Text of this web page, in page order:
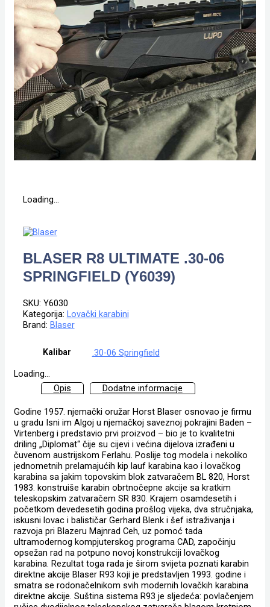
Loading...
BLASER R8 ULTIMATE .30-06
SPRINGFIELD (Y6039)
SKU: Y6030
Kategorija: Lovački karabini
Brand: Blaser
Kalibar
.30-06 Springfield
Loading...
Opis
Dodatne informacije
Godine 1957. njemački oružar Horst Blaser osnovao je firmu
u gradu Isni im Algoj u njemačkoj saveznoj pokrajini Baden –
Virtenberg i predstavio prvi proizvod – bio je to kvalitetni
driling „Diplomat“ čije su cijevi i većina dijelova izrađeni u
čuvenom austrijskom Ferlahu. Poslije tog modela i nekoliko
jednometnih prelamajućih kip lauf karabina kao i lovačkog
karabina sa jakim topovskim blok zatvaračem BL 820, Horst
1983. konstruiše karabin obrtnočepne akcije sa kratkim
teleskopskim zatvaračem SR 830. Krajem osamdesetih i
početkom devedesetih godina prošlog vijeka, dva stručnjaka,
iskusni lovac i balističar Gerhard Blenk i šef istraživanja i
razvoja pri Blazeru Majnrad Ceh, uz pomoć tada
ultramodernog kompjuterskog programa CAD, započinju
opsežan rad na potpuno novoj konstrukciji lovačkog
karabina. Rezultat toga rada je širom svijeta poznati karabin
direktne akcije Blaser R93 koji je predstavljen 1993. godine i
smatra se rodonačelnikom svih modernih lovačkih karabina
direktne akcije. Suština sistema R93 je sljedeća: povlačenjem